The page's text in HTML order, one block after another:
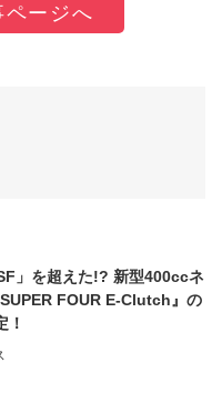
ページへ
」を超えた!? 新型400ccネ
FOUR E-Clutch』の
！